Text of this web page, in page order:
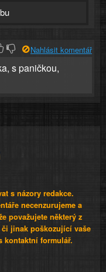
Nahlásit komentář
s paničkou,
s názory redakce.
necenzurujeme a
považujete některý z
jinak poškozující vaše
kontaktní formulář.